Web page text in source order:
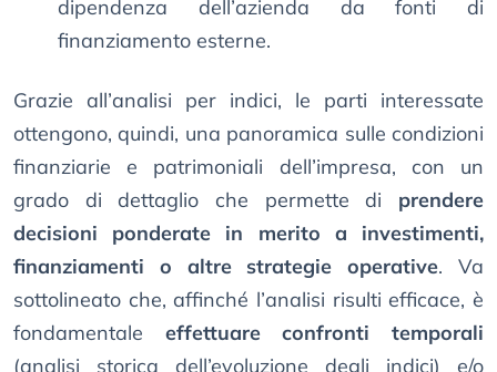
dipendenza dell’azienda da fonti di
finanziamento esterne.
Grazie all’analisi per indici, le parti interessate
ottengono, quindi, una panoramica sulle condizioni
finanziarie e patrimoniali dell’impresa, con un
grado di dettaglio che permette di prendere
decisioni ponderate in merito a investimenti,
finanziamenti o altre strategie operative. Va
sottolineato che, affinché l’analisi risulti efficace, è
fondamentale effettuare confronti temporali
(analisi storica dell’evoluzione degli indici) e/o